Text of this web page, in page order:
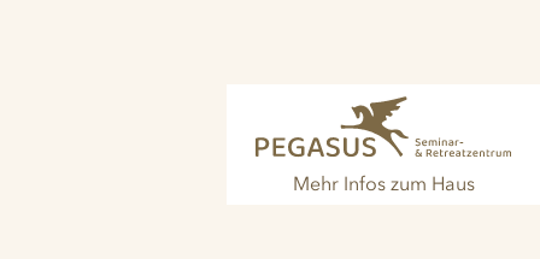
Mehr Infos zum Haus